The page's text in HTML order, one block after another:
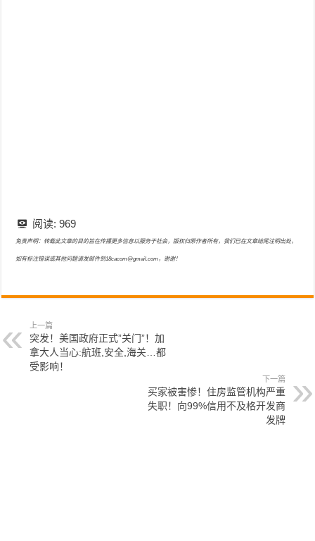
阅读: 969
免责声明：转载此文章的目的旨在传播更多信息以服务于社会，版权归原作者所有，我们已在文章结尾注明出处，
如有标注错误或其他问题请发邮件到18cacom@gmail.com，谢谢！
上一篇
突发！美国政府正式”关门”！加
拿大人当心:航班,安全,海关…都
受影响！
下一篇
买家被害惨！住房监管机构严重
失职！向99%信用不及格开发商
发牌